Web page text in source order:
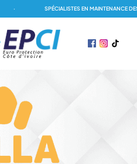
SPÉCIALISTES EN MAINTENANCE DES